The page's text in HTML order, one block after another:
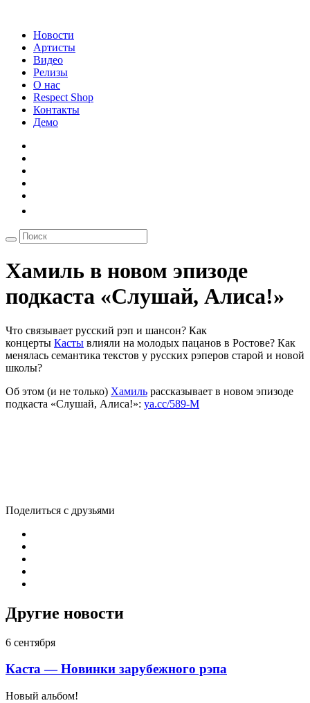
Новости
Артисты
Видео
Релизы
О нас
Respect Shop
Контакты
Демо
Хамиль в новом эпизоде
подкаста «Слушай, Алиса!»
Что связывает русский рэп и шансон? Как
концерты Касты влияли на молодых пацанов в Ростове? Как
менялась семантика текстов у русских рэперов старой и новой
школы?
Об этом (и не только) Хамиль рассказывает в новом эпизоде
подкаста «Слушай, Алиса!»: ya.cc/589-M
Поделиться с друзьями
Другие новости
6 сентября
Каста — Новинки зарубежного рэпа
Новый альбом!